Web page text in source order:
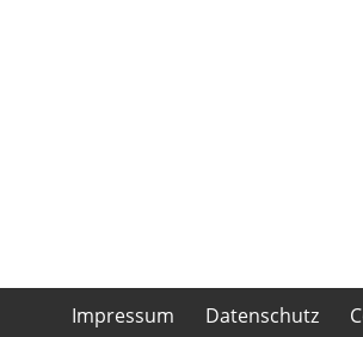
Impressum Datenschutz